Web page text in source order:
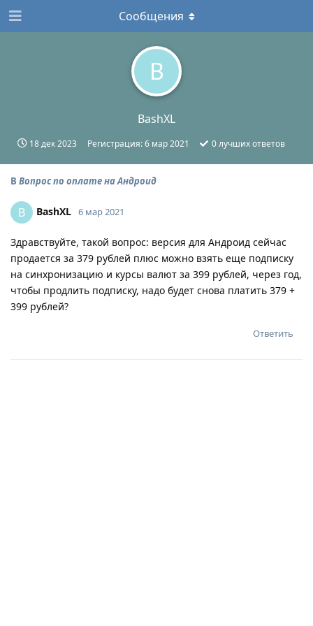
B
BashXL
18 дек 2023 Регистрация:6 мар 2021 0лучших ответов
Сообщения
В Вопрос по оплате на Андроид
B BashXL 6 мар 2021
Здравствуйте, такой вопрос: версия для Андроид сейчас
продается за 379 рублей плюс можно взять еще подписку
на синхронизацию и курсы валют за 399 рублей, через год,
чтобы продлить подписку, надо будет снова платить 379 +
399 рублей?
Ответить